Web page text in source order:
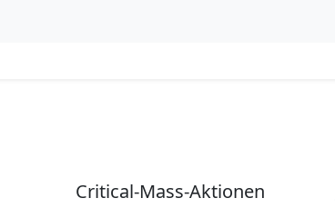
Critical-Mass-Aktionen